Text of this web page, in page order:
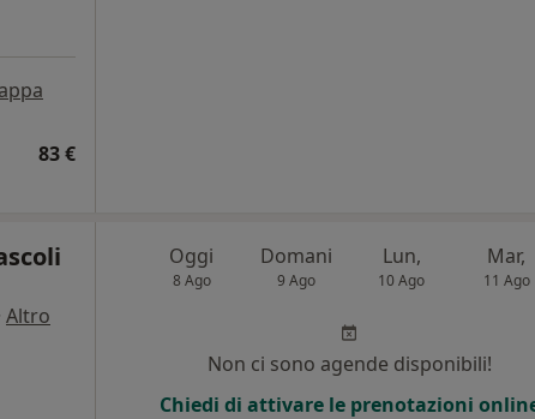
83 €
Altro
Oggi
8 Ago
Domani
9 Ago
Lun,
10 Ago
Mar,
11 Ago
Non ci sono agende disponibili!
Chiedi di attivare le prenotazioni